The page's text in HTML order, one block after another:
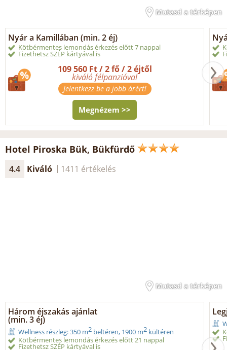
Mutasd a térképen
Nyár a Kamillában (min. 2 éj)
Kötbérmentes lemondás érkezés előtt 7 nappal
Fizethetsz SZÉP kártyával is
109 560 Ft / 2 fő / 2 éjtől
kiváló félpanzióval
Jelentkezz be a jobb árért!
Megnézem >>
Hotel Piroska Bük, Bükfürdő
4.4 Kiváló 1411 értékelés
Mutasd a térképen
Három éjszakás ajánlat
(min. 3 éj)
Wellness részleg: 350 m2 beltéren, 1900 m2 kültéren
Kötbérmentes lemondás érkezés előtt 21 nappal
Fizethetsz SZÉP kártyával is